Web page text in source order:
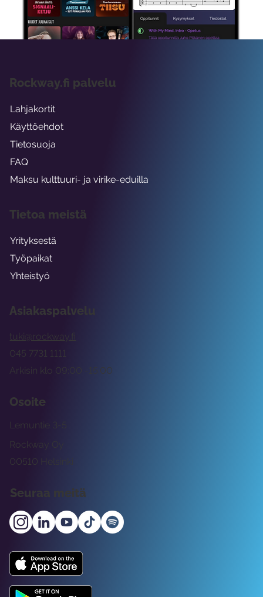
viikon ajaksi.
Asiakaspalvelu
tuki@rockway.fi
Arkisin klo 09:00 -15:00
045 7731 1111
Osoite
Rockway Oy
Lemuntie 3-5
00510 Helsinki
Seuraa meitä
Rockway.fi palvelu
Lahjakortit
Käyttöehdot
Tietosuoja
FAQ
Maksu kulttuuri- ja virike-eduilla
Tietoa meistä
Yrityksestä
Työpaikat
Yhteistyö